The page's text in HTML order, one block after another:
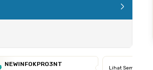
NEWINFOKPRO3NT
Lihat Semua